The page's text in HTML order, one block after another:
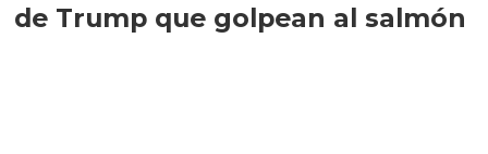
de Trump que golpean al salmón